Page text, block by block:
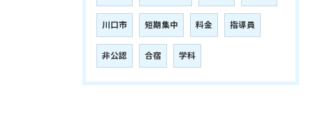
川口市 短期集中 料金 指導員
非公認 合宿 学科